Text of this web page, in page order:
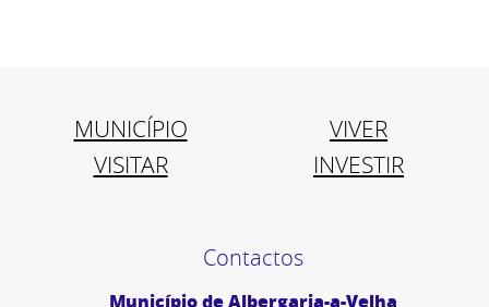
MUNICÍPIO
VIVER
VISITAR
INVESTIR
Contactos
Município de Albergaria-a-Velha